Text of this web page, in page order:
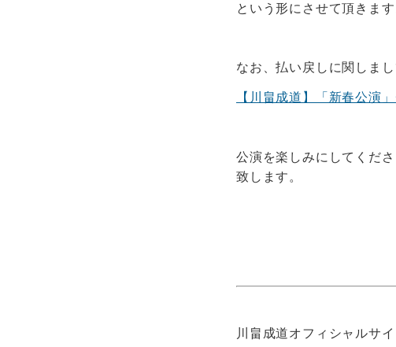
という形にさせて頂きます
なお、払い戻しに関しま
【川畠成道】「新春公演
公演を楽しみにしてくだ
致します。
川畠成道オフィシャルサイ